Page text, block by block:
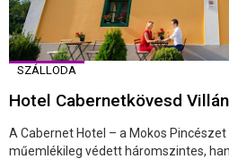
SZÁLLODA
Hotel Cabernetkövesd
A Cabernet Hotel – a Mokos
műemlékileg védett háromszintes,